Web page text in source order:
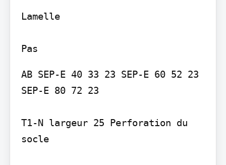
Lamelle
AB SEP-E 40 33 23 SEP-E 60 52 23
SEP-E 80 72 23
T1-N largeur 25 Perforation du
socle